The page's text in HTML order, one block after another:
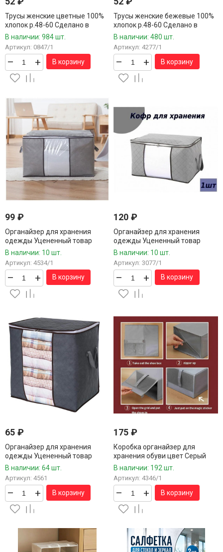
Трусы женские цветные 100%
хлопок р.48-60 Сделано в
России / 12 шт.в упаковке/ 1
В наличии: 984 шт.
Артикул: 0847/1
– + В корзину
Трусы женские бежевые 100%
хлопок р.48-60 Сделано в
России / 12 шт.в упаковке/ 1
В наличии: 480 шт.
Артикул: 4277/1
– + В корзину
99 ₽
Органайзер для хранения
одежды Уцененный товар
отсутствует бегунок на молнии
В наличии: 10 шт.
Артикул: 4534/1
– + В корзину
120₽
Органайзер для хранения
одежды Уцененный товар
отсутствует бегунок на молнии
В наличии: 10 шт.
Артикул: 3077/1
– + В корзину
65 ₽
Органайзер для хранения
одежды Уцененный товар
отсутствует бегунок на молнии
29*46*47 см.
В наличии: 64 шт.
Артикул: 4561
– + В корзину
175₽
Коробка органайзер для
хранения обуви цвет Серый
34*22*16,5 см.1 шт.
В наличии: 192 шт.
Артикул: 4346/1
– + В корзину